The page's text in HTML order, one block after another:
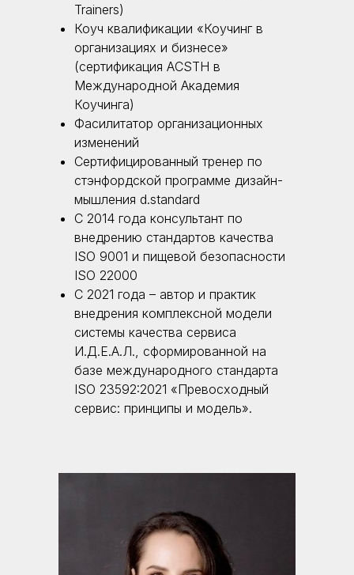
Trainers)
Коуч квалификации «Коучинг в
организациях и бизнесе»
(сертификация ACSTH в
Международной Академия
Коучинга)
Фасилитатор организационных
изменений
Сертифицированный тренер по
стэнфордской программе дизайн-
мышления d.standard
С 2014 года консультант по
внедрению стандартов качества
ISO 9001 и пищевой безопасности
ISO 22000
С 2021 года – автор и практик
внедрения комплексной модели
системы качества сервиса
И.Д.Е.А.Л., сформированной на
базе международного стандарта
ISO 23592:2021 «Превосходный
сервис: принципы и модель».